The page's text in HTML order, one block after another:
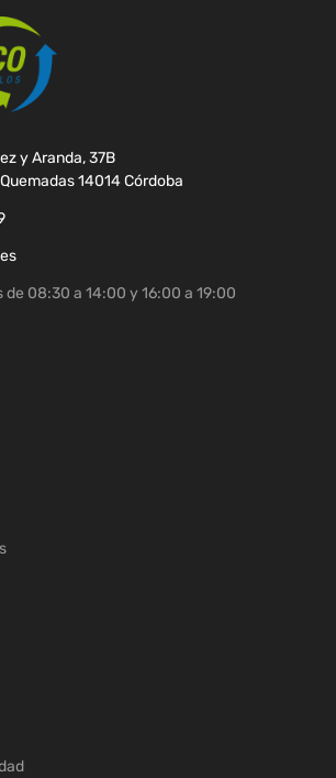
y Aranda, 37B
14014 Córdoba
de 08:30 a 14:00 y 16:00 a 19:00